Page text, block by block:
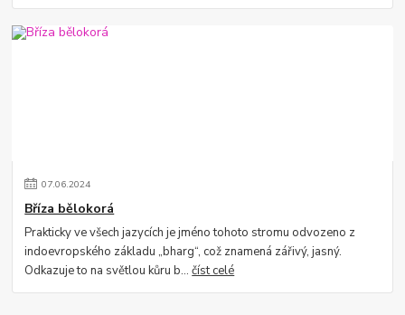
07.06.2024
Bříza bělokorá
Prakticky ve všech jazycích je jméno tohoto stromu odvozeno z
indoevropského základu „bharg“, což znamená zářivý, jasný.
Odkazuje to na světlou kůru b...číst celé